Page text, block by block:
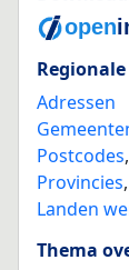
Adressen
Postcodes,
Provincies,
Landen
Thema